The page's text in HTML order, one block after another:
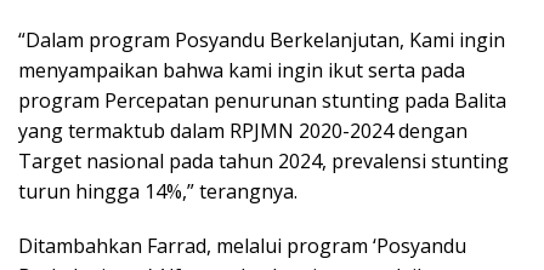
“Dalam program Posyandu Berkelanjutan, Kami ingin
menyampaikan bahwa kami ingin ikut serta pada
program Percepatan penurunan stunting pada Balita
yang termaktub dalam RPJMN 2020-2024 dengan
Target nasional pada tahun 2024, prevalensi stunting
turun hingga 14%,” terangnya.
Ditambahkan Farrad, melalui program ‘Posyandu